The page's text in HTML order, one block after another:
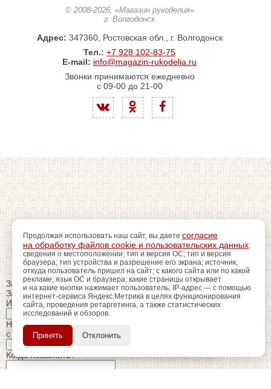
© 2008-2026, «Магазин рукоделия»
г. Волгодонск
Адрес: 347360, Ростовская обл., г. Волгодонск
Тел.: +7 928 102-83-75
E-mail: info@magazin-rukodelia.ru
Звонки принимаются ежедневно
с 09-00 до 21-00
Продолжая использовать наш сайт, вы даете согласие
на обработку файлов cookie и пользовательских данных:
сведения о местоположении; тип и версия ОС; тип и версия
браузера; тип устройства и разрешение его экрана; источник,
откуда пользователь пришел на сайт; с какого сайта или по какой
рекламе; язык ОС и браузера; какие страницы открывает
и на какие кнопки нажимает пользователь; IP-адрес — с помощью
интернет-сервиса Яндекс.Метрика в целях функционирования
сайта, проведения ретаргетинга, а также статистических
исследований и обзоров.
Принять Отклонить
Закрыть
Заказ обратного звонка
Имя Отчество:
Номер телефона:
с кодом города
Когда позвонить?
Пройдитерегистрацию
использования
дополнительных возможностей